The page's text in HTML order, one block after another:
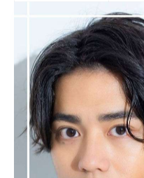
医療レーザー脱
高い
ワックス脱毛
即効
間
背中脱毛には、主に「光
療レーザー脱毛」「ワッ
す。それぞれ効果の現れ